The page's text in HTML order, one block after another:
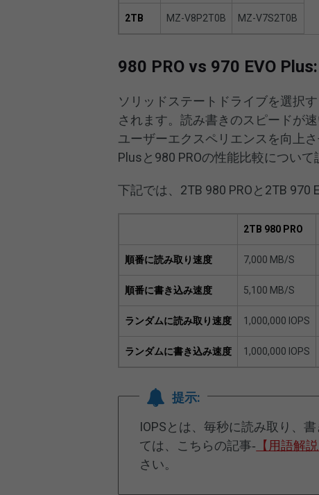
2TB MZ-V8P2T0B MZ-V7S2T0B
980 PRO vs 970 EVO
ソリッドステートドライブを選択
されます。読み書きのスピードが
ユーザーエクスペリエンスを向上
Plusと980 PROの性能比較について
下記では、2TB 980 PROと2TB 970
2TB 980 PRO
順番に読み取り速度 7,000 MB/S
順番に書き込み速度 5,100 MB/S
ランダムに読み取り速度 1,000,000 IOPS
ランダムに書き込み速度 1,000,000 IOPS
提示:
IOPSとは、毎秒に読み取り、
ては、こちらの記事‐ 【用語解
さい。